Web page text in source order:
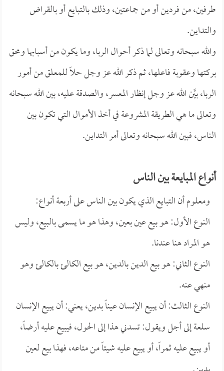
طرفين، من فردين أو من جماعتين، وذلك بالتبايع أو بالقراض
والتداين.
والله سبحانه وتعالى لما ذكر أحوال الربا، وما يكون من أسبابها ومحق
بركتها وعقوبة فاعلها، ثم ذكر الله عز وجل حلاً للمعلق من أمور
الربا، بيَّن الله عز وجل إنظار المعسر، والصدقة عليه، بين الله سبحانه
وتعالى ما هي الطريقة المشروعة في أخذ الأموال التي تكون بين
الناس، فبين الله سبحانه وتعالى أمر التداين.
أنواع المبايعة بين الناس
ومعلوم أن التبايع الذي يكون بين الناس على أربعة أنواع:
النوع الأول: هو بيع عين بعين، وهذا هو ما يسمى بالبيع، وليس
هو المراد هنا عندنا.
النوع الثاني: هو بيع الدين بالدين، هو بيع الكالئ بالكالئ وهو
منهي عنه.
النوع الثالث: أن يبيع الإنسان عيناً بدين، يعني: أن يبيع الإنسان
سلعة إلى أجل ويقول: تسدني هذا إلى الحول، فيبيع عليه أرضاً،
أو يبيع عليه ثمراً، أو يبيع عليه شيئاً من متاعه، فهذا بيع لعين